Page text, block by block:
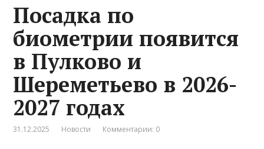
Посадка по
биометрии появится
в Пулково и
Шереметьево в 2026-
2027 годах
31.12.2025 Новости Комментарии: 0